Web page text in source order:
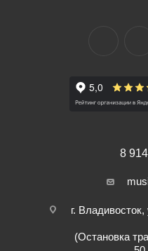
8
г.
(Остановка